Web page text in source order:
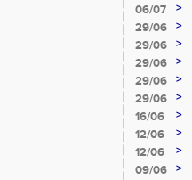
06/07
>
29/06
>
29/06 >
29/06 >
29/06
>
29/06
>
16/06
>
12/06
>
12/06 >
09/06
>